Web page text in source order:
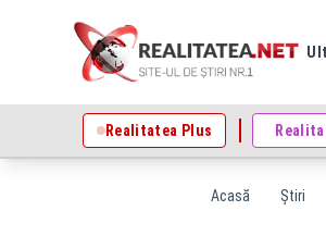
Realitatea Plus
Acasă Știri